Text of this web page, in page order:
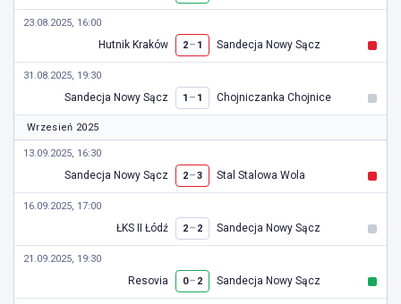
23.08.2025, 16:00
Hutnik Kraków 2– 1 Sandecja Nowy Sącz
31.08.2025, 19:30
Sandecja Nowy Sącz 1 – 1 Chojniczanka Chojnice
Wrzesień 2025
13.09.2025, 16:30
Sandecja Nowy Sącz 2–3 Stal Stalowa Wola
16.09.2025, 17:00
ŁKS II Łódź 2– 2 Sandecja Nowy Sącz
21.09.2025, 19:30
Resovia 0– 2 Sandecja Nowy Sącz